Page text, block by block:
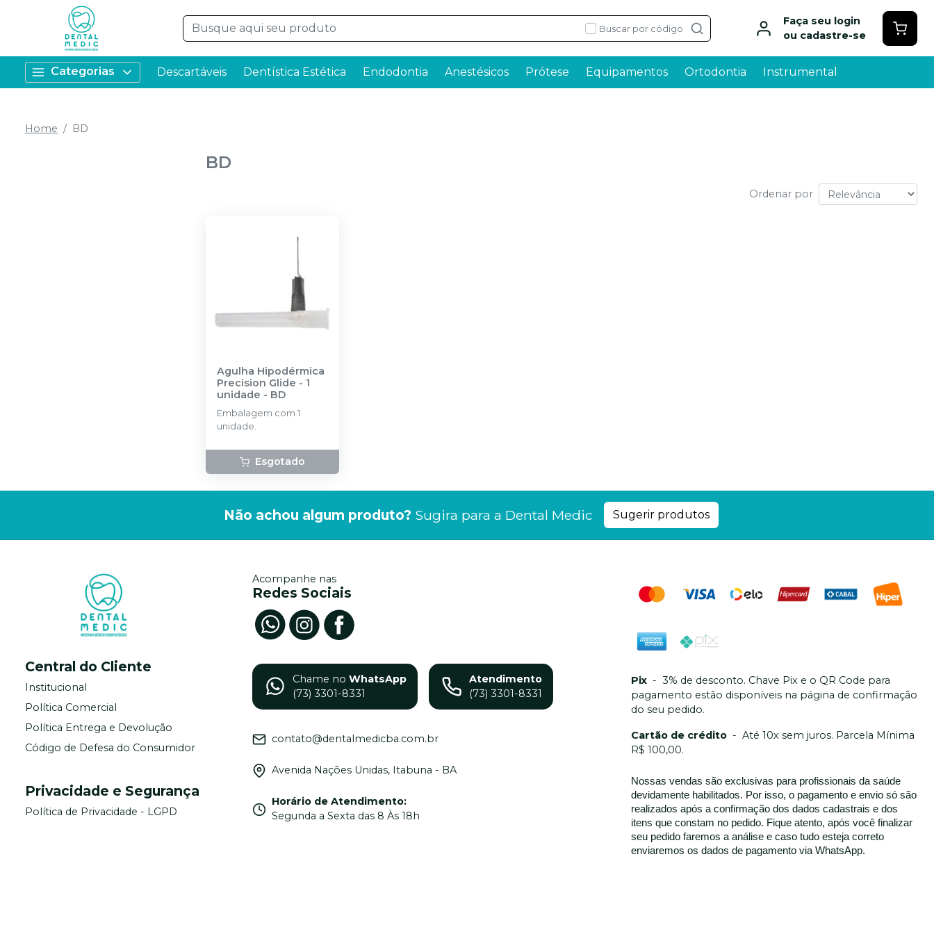
Buscar por código
Faça seu login
ou cadastre-se
Categorias Descartáveis Dentística Estética Endodontia Anestésicos Prótese Equipamentos Ortodontia Instrumental
Home BD
BD
Ordenar por
Agulha Hipodérmica
Precision Glide - 1
unidade - BD
Embalagem com 1
unidade.
Esgotado
Não achou algum produto? Sugira para a Dental Medic Sugerir produtos
Central do Cliente
Institucional
Política Comercial
Política Entrega e Devolução
Código de Defesa do Consumidor
Privacidade e Segurança
Política de Privacidade - LGPD
Acompanhe nas
Redes Sociais
Chame no WhatsApp
(73) 3301-8331
Atendimento
(73) 3301-8331
contato@dentalmedicba.com.br
Avenida Nações Unidas, Itabuna - BA
Horário de Atendimento:
Segunda a Sexta das 8 Às 18h
Pix - 3% de desconto. Chave Pix e o QR Code para
pagamento estão disponíveis na página de confirmação
do seu pedido.
Cartão de crédito - Até 10x sem juros. Parcela Mínima
R$ 100,00.
Nossas vendas são exclusivas para profissionais da saúde
devidamente habilitados. Por isso, o pagamento e envio só são
realizados após a confirmação dos dados cadastrais e dos
itens que constam no pedido. Fique atento, após você finalizar
seu pedido faremos a análise e caso tudo esteja correto
enviaremos os dados de pagamento via WhatsApp.